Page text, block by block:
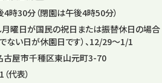
時30分（閉園は午後4時50分）
月曜日が国民の祝日または振替休日の場合
ない日が休園日です）、12/29～1/1
古屋市千種区東山元町3-70
代表）